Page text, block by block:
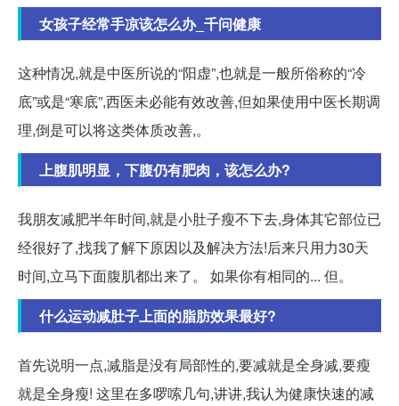
女孩子经常手凉该怎么办_千问健康
这种情况,就是中医所说的“阳虚”,也就是一般所俗称的“冷
底”或是“寒底”,西医未必能有效改善,但如果使用中医长期调
理,倒是可以将这类体质改善,。
上腹肌明显，下腹仍有肥肉，该怎么办?
我朋友减肥半年时间,就是小肚子瘦不下去,身体其它部位已
经很好了,找我了解下原因以及解决方法!后来只用力30天
时间,立马下面腹肌都出来了。 如果你有相同的... 但。
什么运动减肚子上面的脂肪效果最好?
首先说明一点,减脂是没有局部性的,要减就是全身减,要瘦
就是全身瘦! 这里在多啰嗦几句,讲讲,我认为健康快速的减